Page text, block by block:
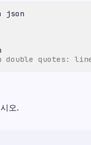
double quotes:
오.